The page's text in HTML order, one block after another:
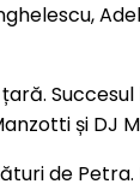
și DJ
de